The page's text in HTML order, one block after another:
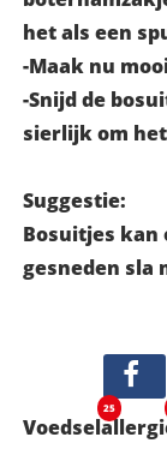
het als een
-Maak nu
-Snijd de
sierlijk om
Suggestie:
Bosuitjes kan
gesneden sla
25